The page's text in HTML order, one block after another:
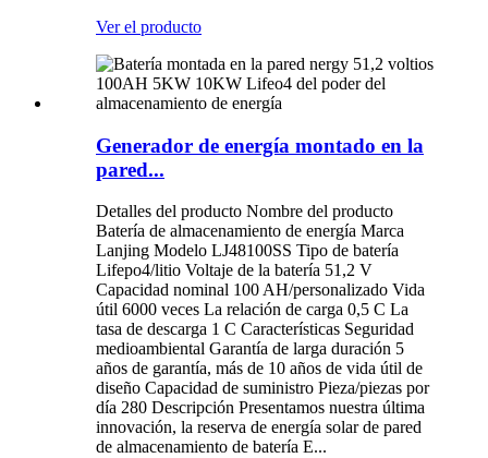
Ver el producto
Generador de energía montado en la
pared...
Detalles del producto Nombre del producto
Batería de almacenamiento de energía Marca
Lanjing Modelo LJ48100SS Tipo de batería
Lifepo4/litio Voltaje de la batería 51,2 V
Capacidad nominal 100 AH/personalizado Vida
útil 6000 veces La relación de carga 0,5 C La
tasa de descarga 1 C Características Seguridad
medioambiental Garantía de larga duración 5
años de garantía, más de 10 años de vida útil de
diseño Capacidad de suministro Pieza/piezas por
día 280 Descripción Presentamos nuestra última
innovación, la reserva de energía solar de pared
de almacenamiento de batería E...